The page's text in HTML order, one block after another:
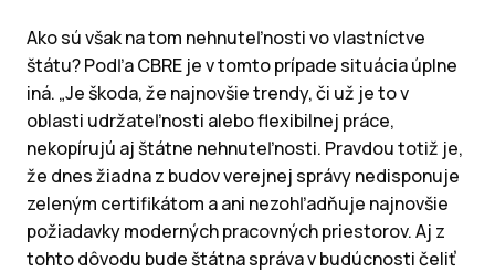
Ako sú však na tom nehnuteľnosti vo vlastníctve
štátu? Podľa CBRE je v tomto prípade situácia úplne
iná. „Je škoda, že najnovšie trendy, či už je to v
oblasti udržateľnosti alebo flexibilnej práce,
nekopírujú aj štátne nehnuteľnosti. Pravdou totiž je,
že dnes žiadna z budov verejnej správy nedisponuje
zeleným certifikátom a ani nezohľadňuje najnovšie
požiadavky moderných pracovných priestorov. Aj z
tohto dôvodu bude štátna správa v budúcnosti čeliť